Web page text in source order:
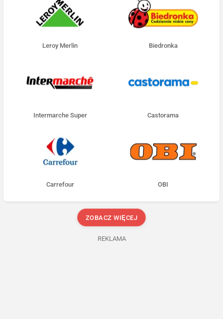
Leroy Merlin Biedronka
Intermarche Super Castorama
Carrefour OBI
ZOBACZ WIĘCEJ
REKLAMA